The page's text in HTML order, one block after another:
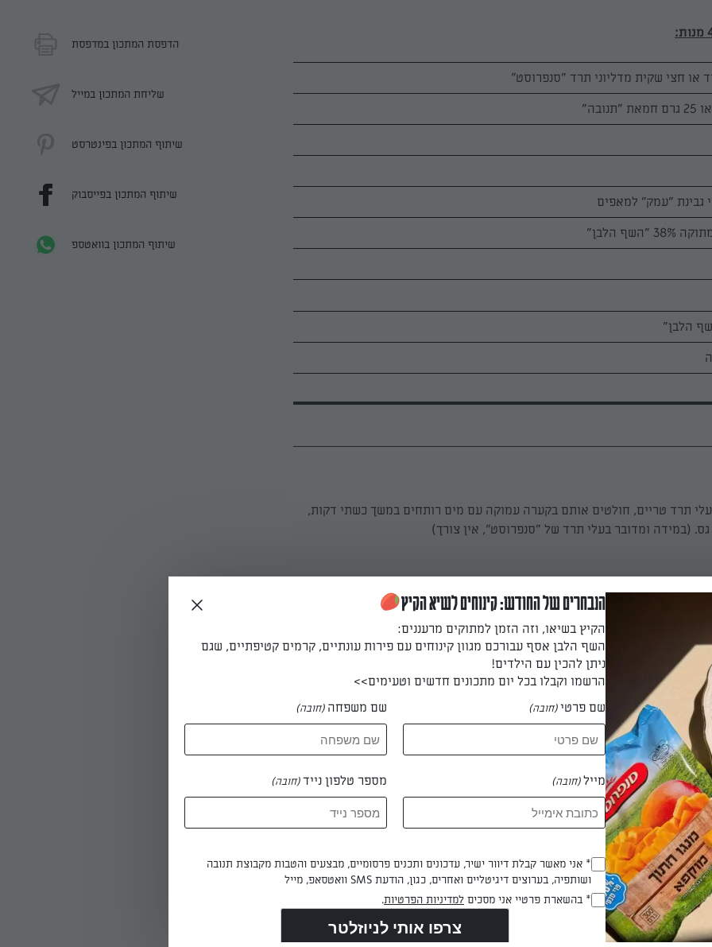
הלבן"
תרד טריים, חולטים אותם בקערה עמוקה עם מים רותחים במשך כשתי דקות,
גס. (במידה ומדובר בעלי תרד של "סנפרוסט", אין צורך)
עמוקה שמן או חמאה ומטגנים את הבצל עד הזהבה.
המתוקה ומרתיחים כדקה על להבה גבוהה.
התרד למחבת ובוחשים.
בינונית ומפזרים פתיתי גבינת עמק.
גומות בתבשיל ומוסיפים את הביצים. יש להשתדל לא "לשבור" את החלמון.
הדפסת המתכון במדפסת
שליחת המתכון במייל
שיתוף המתכון בפינטרסט
שיתוף המתכון בפייסבוק
שיתוף המתכון בוואטספ
הנבחרים של החודש: קינוחים לשיא הקיץ
הקיץ בשיאו, וזה הזמן למתוקים מרעננים:
השף הלבן אסף עבורכם מגוון קינוחים עם פירות עונתיים, קרמים קטיפתיים, שגם
ניתן להכין עם הילדים!
הרשמו וקבלו בכל יום מתכונים חדשים וטעימים>>
שם פרטי(חובה) שם משפחה (חובה)
מייל(חובה) מספר טלפון נייד(חובה)
Opt_In
(חובה)
* אני מאשר קבלת דיוור ישיר, עדכונים ותכנים פרסומיים, מבצעים והטבות מקבוצת תנובה
ושותפיה, בערוצים דיגיטליים ואחרים, כגון, הודעת SMS וואטסאפ, מייל
RegulationsApproved
* בהשארת פרטיי אני מסכים למדיניות הפרטיות.